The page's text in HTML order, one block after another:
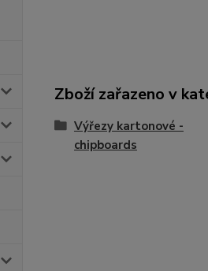
Zboží zařazeno v
Výřezy kartonové -
chipboards